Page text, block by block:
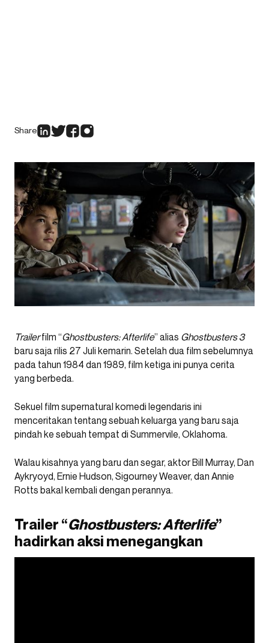
Share
Trailerfilm “Ghostbusters: Afterlife” alias Ghostbusters 3
baru saja rilis 27 Juli kemarin. Setelah dua film sebelumnya
pada tahun 1984 dan 1989, film ketiga ini punya cerita
yang berbeda.
Sekuel film supernatural komedi legendaris ini
menceritakan tentang sebuah keluarga yang baru saja
pindah ke sebuah tempat di Summervile, Oklahoma.
Walau kisahnya yang baru dan segar, aktor Bill Murray, Dan
Aykryoyd, Ernie Hudson, Sigourney Weaver, dan Annie
Rotts bakal kembali dengan perannya.
Trailer “Ghostbusters: Afterlife”
hadirkan aksi menegangkan